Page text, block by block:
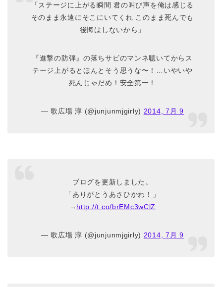
「ステージに上がる瞬間 君の叫び声を俺は感じる
そのまま永遠にそこにいてくれ このまま死んでも
後悔はしないから」
『進撃の防弾』の落ちサビのマンネ聴いてからス
テージ上がるとほんとそう思うな〜！…いやいや
死んじゃだめ！安全第一！
— 歌広場 淳 (@junjunmjgirly) 2014, 7月 9
ブログを更新しました。
「ありがとうあさひかわ！」
→ http://t.co/brEMc3wClZ
— 歌広場 淳 (@junjunmjgirly) 2014, 7月 9